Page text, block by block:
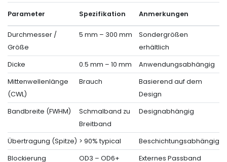
Parameter Spezifikation Anmerkungen
Durchmesser /
Größe
5 mm – 300 mm
Sondergrößen
erhältlich
Dicke
0.5 mm – 10 mm
Anwendungsabhängig
Mittenwellenlänge
(CWL)
Brauch
Basierend auf dem
Design
Bandbreite (FWHM)
Schmalband zu
Breitband
Designabhängig
Übertragung (Spitze) > 90% typical
Beschichtungsabhängig
Blockierung
OD3 – OD6+
Externes Passband